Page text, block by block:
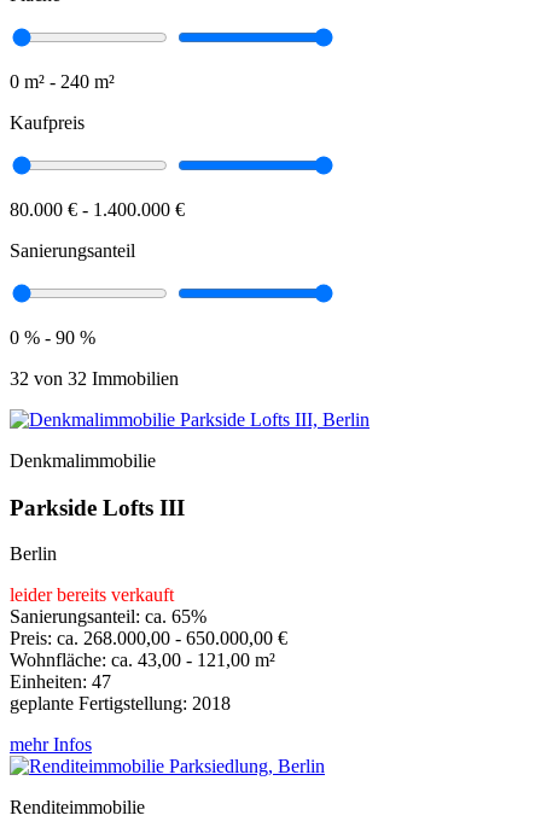
0 m² - 240 m²
Kaufpreis
80.000 € - 1.400.000 €
Sanierungsanteil
0 % - 90 %
32 von 32 Immobilien
Denkmalimmobilie
Parkside Lofts III
Berlin
leider bereits verkauft
Sanierungsanteil: ca. 65%
Preis: ca. 268.000,00 - 650.000,00 €
Wohnfläche: ca. 43,00 - 121,00 m²
Einheiten: 47
geplante Fertigstellung: 2018
mehr Infos
Renditeimmobilie